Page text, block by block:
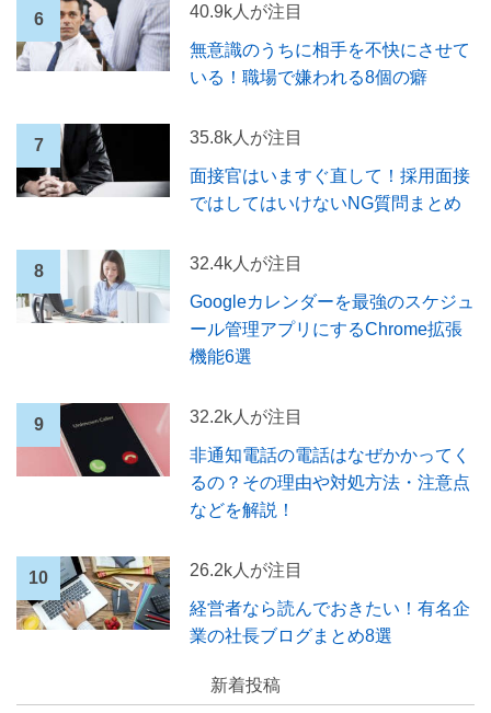
40.9k人が注目
無意識のうちに相手を不快にさせて
いる！職場で嫌われる8個の癖
35.8k人が注目
面接官はいますぐ直して！採用面接
ではしてはいけないNG質問まとめ
32.4k人が注目
Googleカレンダーを最強のスケジュ
ール管理アプリにするChrome拡張
機能6選
32.2k人が注目
非通知電話の電話はなぜかかってく
るの？その理由や対処方法・注意点
などを解説！
26.2k人が注目
経営者なら読んでおきたい！有名企
業の社長ブログまとめ8選
新着投稿